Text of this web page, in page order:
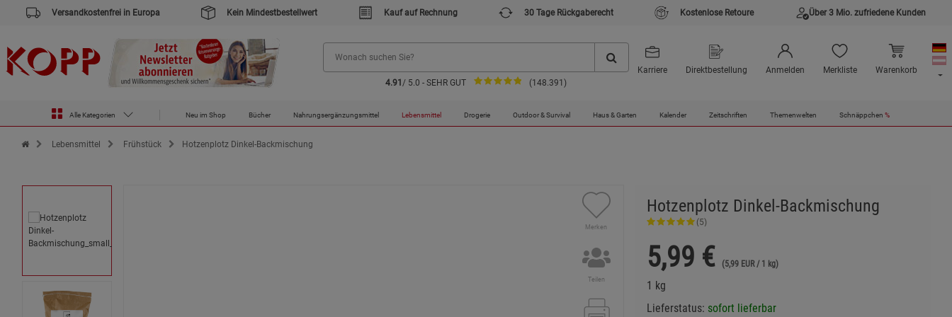
Versandkostenfrei in Europa Kein Mindestbestellwert Kauf auf Rechnung 30 Tage Rückgaberecht Kostenlose Retoure Über 3 Mio. zufriedene Kunden
4.91 / 5.0 - SEHR GUT (148.391)
Karriere Direktbestellung Anmelden Merkliste Warenkorb
Alle Kategorien Neu im Shop Bücher Nahrungsergänzungsmittel Lebensmittel Drogerie Outdoor & Survival Haus & Garten Kalender Zeitschriften Themenwelten Schnäppchen %
Zur Startseite des Kopp Verlag Online-Shop
Lebensmittel Frühstück Hotzenplotz Dinkel-Backmischung
Merken
Teilen
Hotzenplotz Dinkel-Backmischung
(5)
5,99 € (5,99 EUR / 1 kg)
1 kg
Lieferstatus: sofort lieferbar